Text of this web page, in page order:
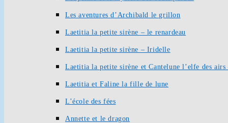
Les aventures d’Archibald le grillon
Laetitia la petite sirène – le renardeau
Laetitia la petite sirène – Iridelle
Laetitia la petite sirène et Cantelune l’elfe des airs
Laetitia et Faline la fille de lune
L’école des fées
Annette et le dragon